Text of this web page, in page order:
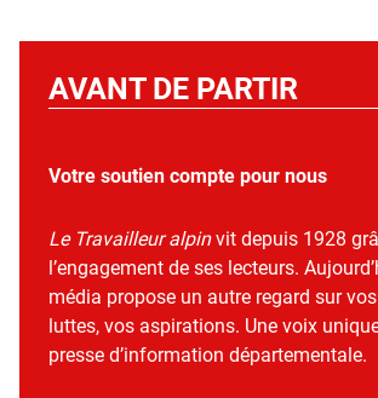
AVANT DE PARTIR
Votre soutien compte pour nous
Le Travailleur alpinvit depuis 1928
l’engagement de ses lecteurs.
média propose un autre regard sur
luttes, vos aspirations. Une voix
presse d’information départementale.